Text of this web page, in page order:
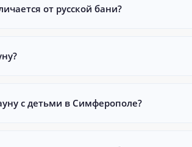
от русской бани?
с детьми в Симферополе?